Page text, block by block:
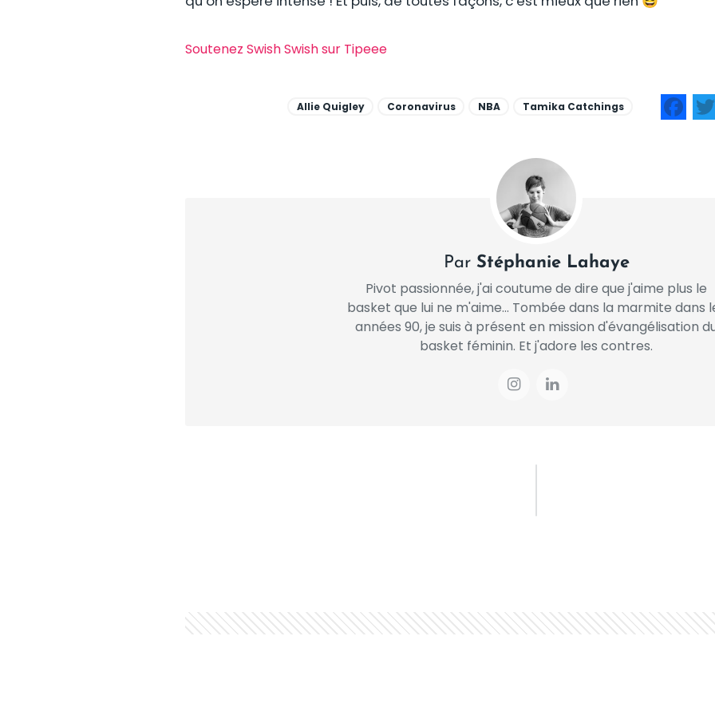
Allie Quigley Coronavirus NBA Tamika Catchings
Par Stéphanie Lahaye
Pivot passionnée, j'ai coutume de dire que j'aime plus le
basket que lui ne m'aime... Tombée dans la marmite dans
années 90, je suis à présent en mission d'évangélisation
basket féminin. Et j'adore les contres.
Soutenez Swish Swish sur Tipeee